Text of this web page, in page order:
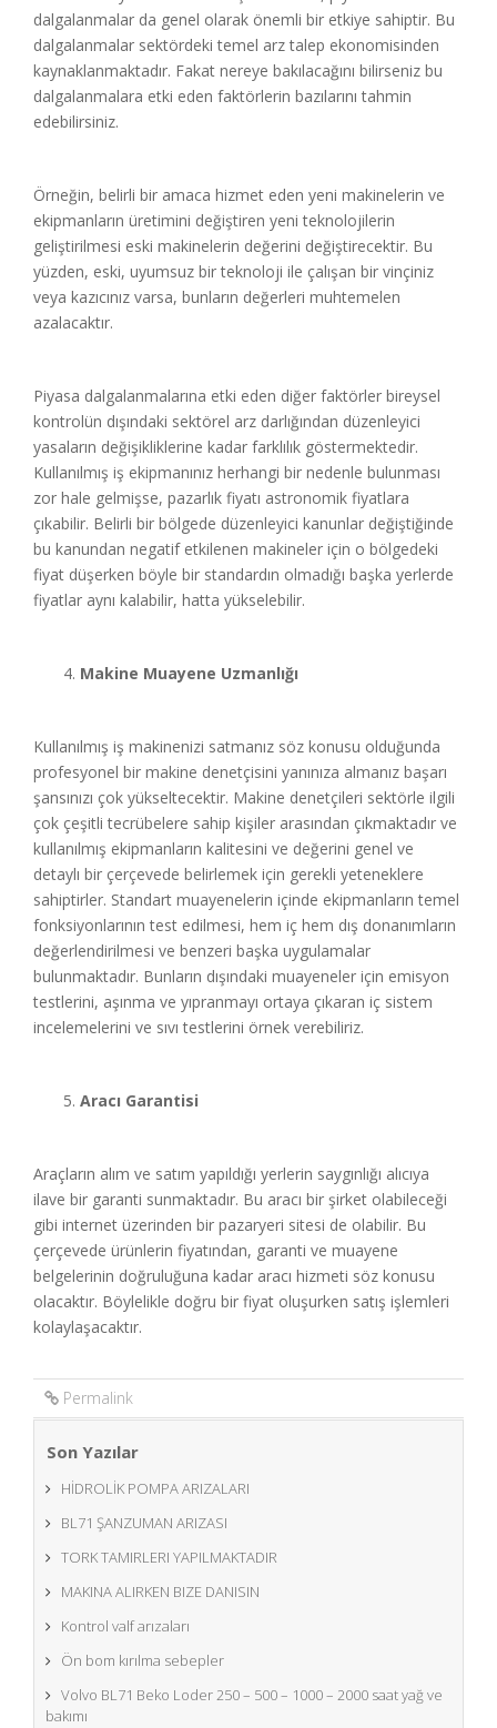
dalgalanmalar da genel olarak önemli bir etkiye sahiptir. Bu
dalgalanmalar sektördeki temel arz talep ekonomisinden
kaynaklanmaktadır. Fakat nereye bakılacağını bilirseniz bu
dalgalanmalara etki eden faktörlerin bazılarını tahmin
edebilirsiniz.
Örneğin, belirli bir amaca hizmet eden yeni makinelerin ve
ekipmanların üretimini değiştiren yeni teknolojilerin
geliştirilmesi eski makinelerin değerini değiştirecektir. Bu
yüzden, eski, uyumsuz bir teknoloji ile çalışan bir vinçiniz
veya kazıcınız varsa, bunların değerleri muhtemelen
azalacaktır.
Piyasa dalgalanmalarına etki eden diğer faktörler bireysel
kontrolün dışındaki sektörel arz darlığından düzenleyici
yasaların değişikliklerine kadar farklılık göstermektedir.
Kullanılmış iş ekipmanınız herhangi bir nedenle bulunması
zor hale gelmişse, pazarlık fiyatı astronomik fiyatlara
çıkabilir. Belirli bir bölgede düzenleyici kanunlar değiştiğinde
bu kanundan negatif etkilenen makineler için o bölgedeki
fiyat düşerken böyle bir standardın olmadığı başka yerlerde
fiyatlar aynı kalabilir, hatta yükselebilir.
Makine Muayene Uzmanlığı
Kullanılmış iş makinenizi satmanız söz konusu olduğunda
profesyonel bir makine denetçisini yanınıza almanız başarı
şansınızı çok yükseltecektir. Makine denetçileri sektörle ilgili
çok çeşitli tecrübelere sahip kişiler arasından çıkmaktadır ve
kullanılmış ekipmanların kalitesini ve değerini genel ve
detaylı bir çerçevede belirlemek için gerekli yeteneklere
sahiptirler. Standart muayenelerin içinde ekipmanların temel
fonksiyonlarının test edilmesi, hem iç hem dış donanımların
değerlendirilmesi ve benzeri başka uygulamalar
bulunmaktadır. Bunların dışındaki muayeneler için emisyon
testlerini, aşınma ve yıpranmayı ortaya çıkaran iç sistem
incelemelerini ve sıvı testlerini örnek verebiliriz.
Aracı Garantisi
Araçların alım ve satım yapıldığı yerlerin saygınlığı alıcıya
ilave bir garanti sunmaktadır. Bu aracı bir şirket olabileceği
gibi internet üzerinden bir pazaryeri sitesi de olabilir. Bu
çerçevede ürünlerin fiyatından, garanti ve muayene
belgelerinin doğruluğuna kadar aracı hizmeti söz konusu
olacaktır. Böylelikle doğru bir fiyat oluşurken satış işlemleri
kolaylaşacaktır.
Permalink
Son Yazılar
HİDROLİK POMPA ARIZALARI
BL71 ŞANZUMAN ARIZASI
TORK TAMIRLERI YAPILMAKTADIR
MAKINA ALIRKEN BIZE DANISIN
Kontrol valf arızaları
Ön bom kırılma sebepler
Volvo BL71 Beko Loder 250 – 500 – 1000 – 2000 saat yağ ve
bakımı